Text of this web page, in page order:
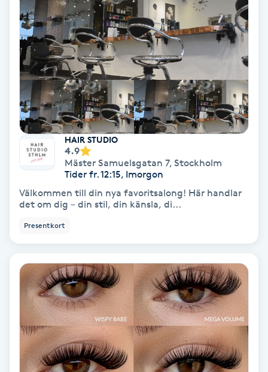
Tatueringsborttagning
Terapi
Thaimassage
Toning
Torr hårbotten
Träning
Tvätt & Fön
Vaccination
HAIR STUDIO
4.9
Mäster Samuelsgatan 7, Stockholm
Tider fr. 12:15, Imorgon
Välkommen till din nya favoritsalong! Här handlar
det om dig – din stil, din känsla, di...
Presentkort